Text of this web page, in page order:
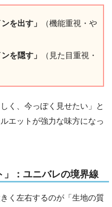
を出す」
（機能重視・や
を隠す」
（見た目重視・
く、今っぽく見せたい」と
エットが強力な味方になっ
」：ユニバレの境界線
く左右するのが「生地の質